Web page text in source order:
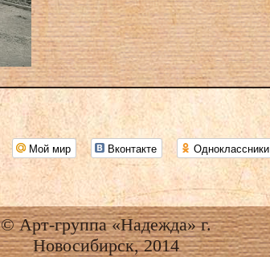
Мой мир Вконтакте Одноклассники
© Арт-группа «Надежда» г.
Новосибирск, 2014